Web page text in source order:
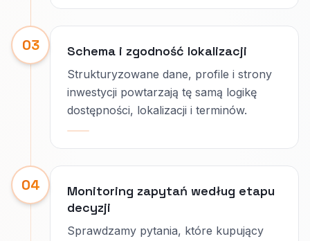
03 Schema i zgodność lokalizacji
Strukturyzowane dane, profile i strony
inwestycji powtarzają tę samą logikę
dostępności, lokalizacji i terminów.
04
Monitoring zapytań według etapu
decyzji
Sprawdzamy pytania, które kupujący